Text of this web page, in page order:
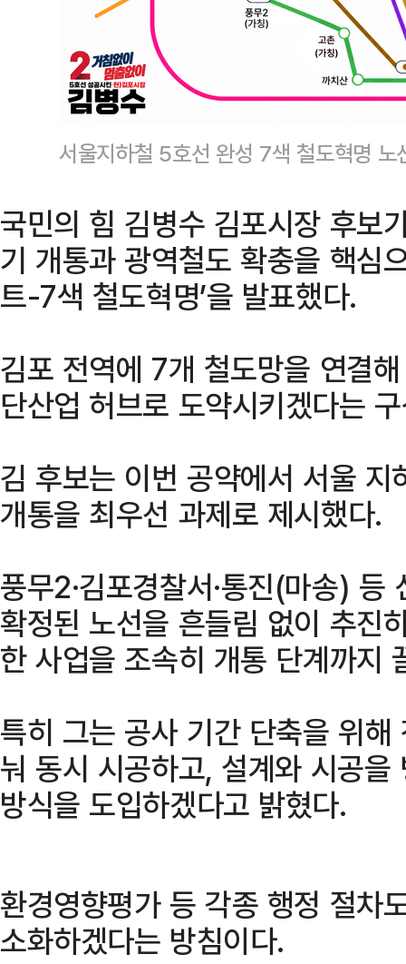
서울지하철 5호선 완성 7색 철도혁명
국민의 힘 김병수 김포시장 후보
기 개통과 광역철도 확충을 핵심
트-7색 철도혁명’을 발표했다.
김포 전역에 7개 철도망을 연결
단산업 허브로 도약시키겠다는
김 후보는 이번 공약에서 서울
개통을 최우선 과제로 제시했다.
풍무2·김포경찰서·통진(마송)
확정된 노선을 흔들림 없이 추진
한 사업을 조속히 개통 단계까지
특히 그는 공사 기간 단축을 위
눠 동시 시공하고, 설계와 시공
방식을 도입하겠다고 밝혔다.
환경영향평가 등 각종 행정 절차
소화하겠다는 방침이다.